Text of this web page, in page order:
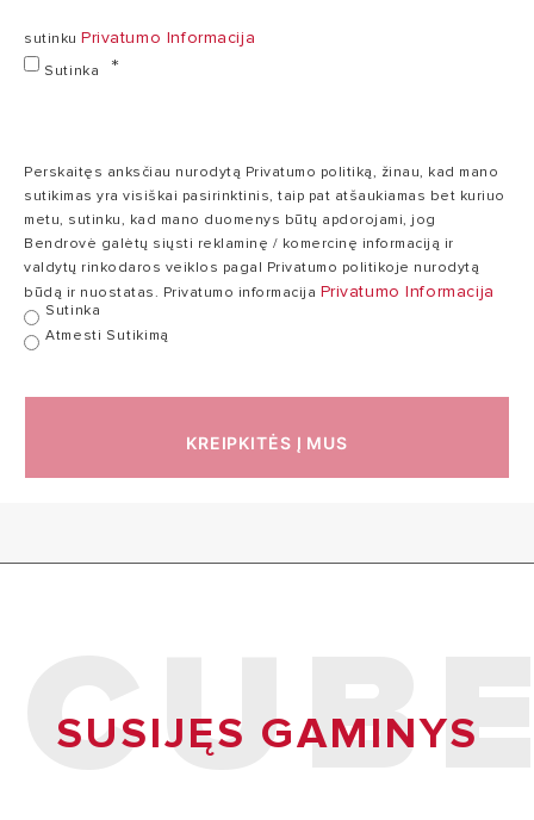
sutinku Privatumo Informacija
Sutinka
Perskaitęs anksčiau nurodytą Privatumo politiką, žinau, kad mano
sutikimas yra visiškai pasirinktinis, taip pat atšaukiamas bet kuriuo
metu, sutinku, kad mano duomenys būtų apdorojami, jog
Bendrovė galėtų siųsti reklaminę / komercinę informaciją ir
valdytų rinkodaros veiklos pagal Privatumo politikoje nurodytą
būdą ir nuostatas. Privatumo informacija Privatumo Informacija
Sutinka
Atmesti Sutikimą
KREIPKITĖS Į MUS
SUSIJĘS GAMINYS